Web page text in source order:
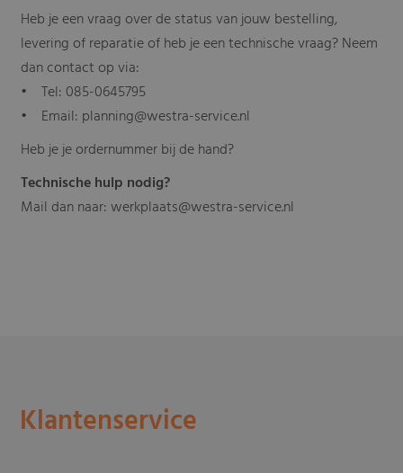
Heb je een vraag over de status van jouw bestelling,
levering of reparatie of heb je een technische vraag? Neem
dan contact op via:
• Tel: 085-0645795
• Email: planning@westra-service.nl
Heb je je ordernummer bij de hand?
Technische hulp nodig?
Mail dan naar: werkplaats@westra-service.nl
Klantenservice